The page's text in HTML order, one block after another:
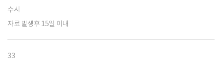
수시
자료 발생후 15일 이내
33